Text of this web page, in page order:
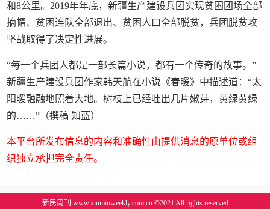
和8公里。2019年年底，新疆生产建设兵团实现贫困团场全部
摘帽、贫困连队全部退出、贫困人口全部脱贫，兵团脱贫攻
坚战取得了决定性进展。
“每一个兵团人都是一部长篇小说，都有一个传奇的故事。”
新疆生产建设兵团作家韩天航在小说《春暖》中描述道：“太
阳暖融融地照着大地。树枝上已经吐出几片嫩芽，黄绿黄绿
的……”（撰稿 知蓝）
本平台所发布信息的内容和准确性由提供消息的原单位或组
织独立承担完全责任。
新民周刊 www.xinminweekly.com.cn ©2021 All rights reserved